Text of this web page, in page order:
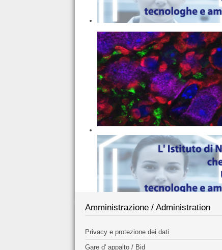
Amministrazione / Administration
Privacy e protezione dei dati
Gare d' appalto / Bid